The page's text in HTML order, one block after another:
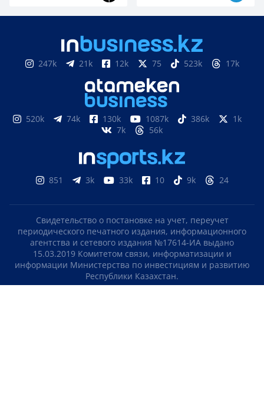
247k 21k 12k 75 523k 17k
520k 74k 130k 1087k 386k
1k
7k
56k
851 3k 33k 10 9k 24
Свидетельство о постановке на учет, переучет
периодического печатного издания, информационного
агентства и сетевого издания №17614-ИА выдано
15.03.2019 Комитетом связи, информатизации и
информации Министерства по инвестициям и развитию
Республики Казахстан.